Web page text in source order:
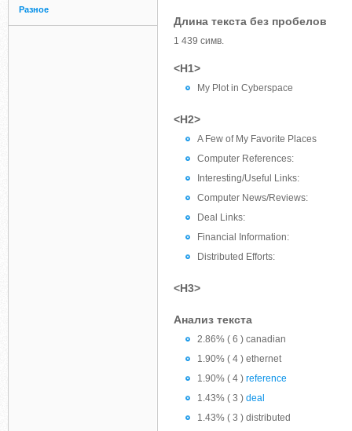
Разное
Длина текста без пробелов
1 439 симв.
<H1>
My Plot in Cyberspace
<H2>
A Few of My Favorite Places
Computer References:
Interesting/Useful Links:
Computer News/Reviews:
Deal Links:
Financial Information:
Distributed Efforts:
<H3>
Анализ текста
2.86% ( 6 ) canadian
1.90% ( 4 ) ethernet
1.90% ( 4 ) reference
1.43% ( 3 ) deal
1.43% ( 3 ) distributed